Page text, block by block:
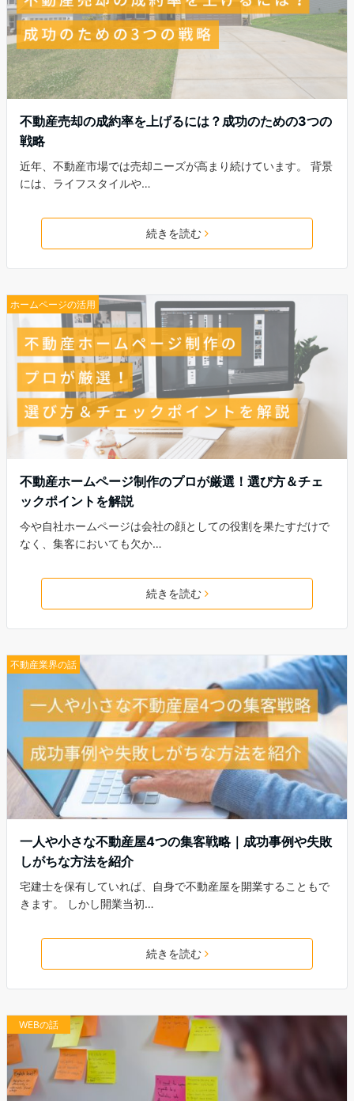
不動産売却の成約率を上げるには？成功のための3つの
戦略
近年、不動産市場では売却ニーズが高まり続けています。 背景
には、ライフスタイルや…
続きを読む
ホームページの活用
不動産ホームページ制作のプロが厳選！選び方＆チェ
ックポイントを解説
今や自社ホームページは会社の顔としての役割を果たすだけで
なく、集客においても欠か…
続きを読む
不動産業界の話
一人や小さな不動産屋4つの集客戦略｜成功事例や失敗
しがちな方法を紹介
宅建士を保有していれば、自身で不動産屋を開業することもで
きます。 しかし開業当初…
続きを読む
WEBの話